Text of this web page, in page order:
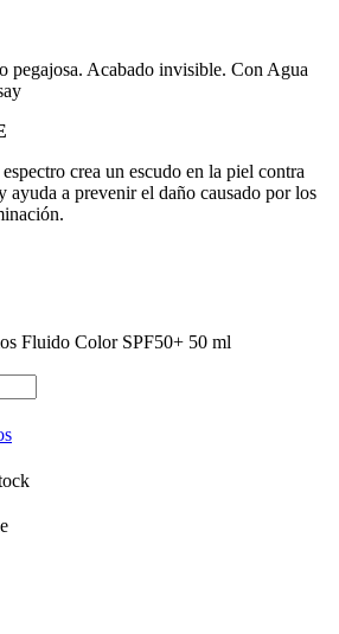
pegajosa. Acabado invisible. Con Agua
crea un escudo en la piel contra
a prevenir el daño causado por los
Fluido Color SPF50+ 50 ml